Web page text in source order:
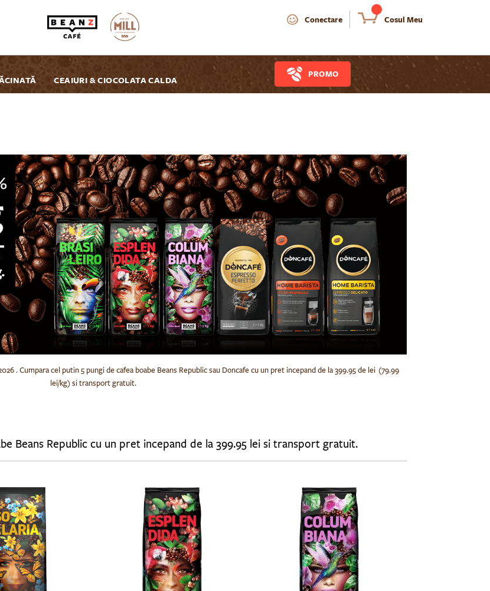
Cosul Meu
Conectare
CEAIURI & CIOCOLATA CALDA
PROMO
. Cumpara cel putin 5 pungi de cafea boabe Beans Republic sau Doncafe cu un pret incepand de la 399.95 de lei (79.99
lei/kg) si transport gratuit.
Cumpara minim 5 pungi de cafea boabe Beans Republic cu un pret incepand de la 399.95 lei si transport gratuit.